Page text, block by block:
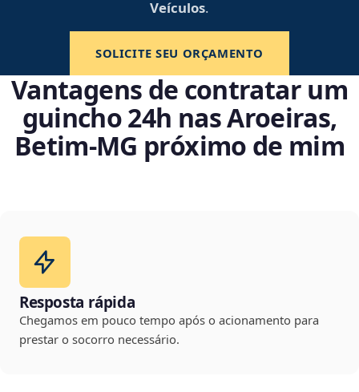
Veículos.
SOLICITE SEU ORÇAMENTO
Vantagens de contratar um
guincho 24h nas Aroeiras,
Betim‑MG próximo de mim
Resposta rápida
Chegamos em pouco tempo após o acionamento para
prestar o socorro necessário.